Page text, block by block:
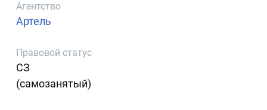
Агентство
Артель
Правовой статус
СЗ
(самозанятый)